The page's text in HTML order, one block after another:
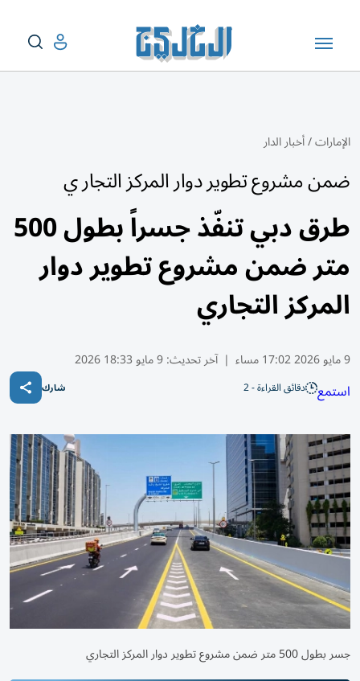
الإمارات/أخبار الدار
ضمن مشروع تطوير دوار المركز التجار ي
طرق دبي تنفّذ جسراً بطول 500
متر ضمن مشروع تطوير دوار
المركز التجاري
9 مايو 2026 17:02 مساء | آخر تحديث:9 مايو 18:33 2026
استمع دقائق القراءة - 2 شارك
جسر بطول 500 متر ضمن مشروع تطوير دوار المركز التجاري